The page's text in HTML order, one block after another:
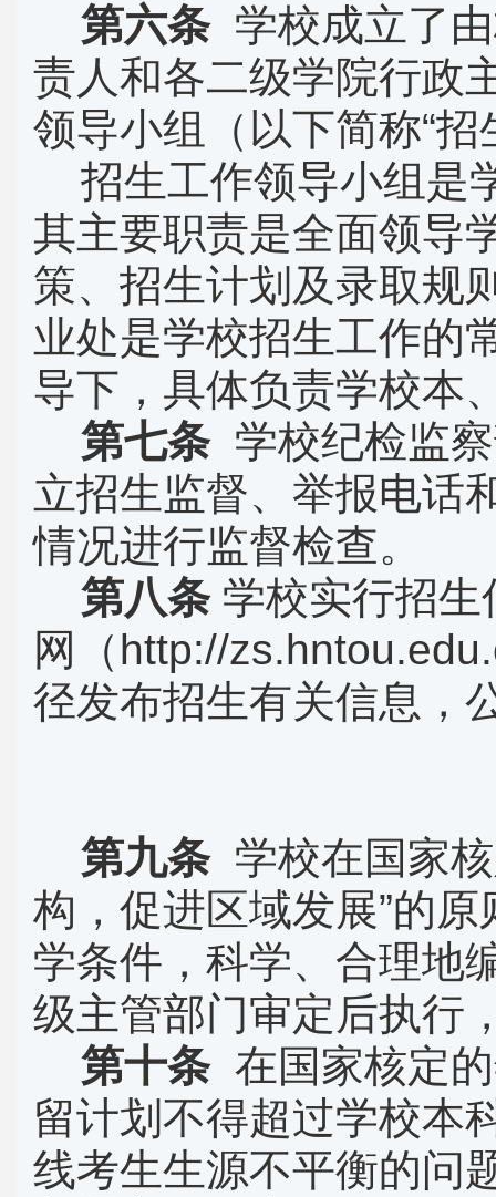
第六条 学校成立了
责人和各二级学院行政
领导小组（以下简称“
招生工作领导小组是
其主要职责是全面领导
策、招生计划及录取规
业处是学校招生工作的
导下，具体负责学校本
第七条 学校纪检监
立招生监督、举报电话
情况进行监督检查。
第八条 学校实行招
网（http://
径发布招生有关信息，
第九条 学校在国家
构，促进区域发展”的原
学条件，科学、合理地
级主管部门审定后执行
第十条 在国家核定
留计划不得超过学校本
线考生生源不平衡的问